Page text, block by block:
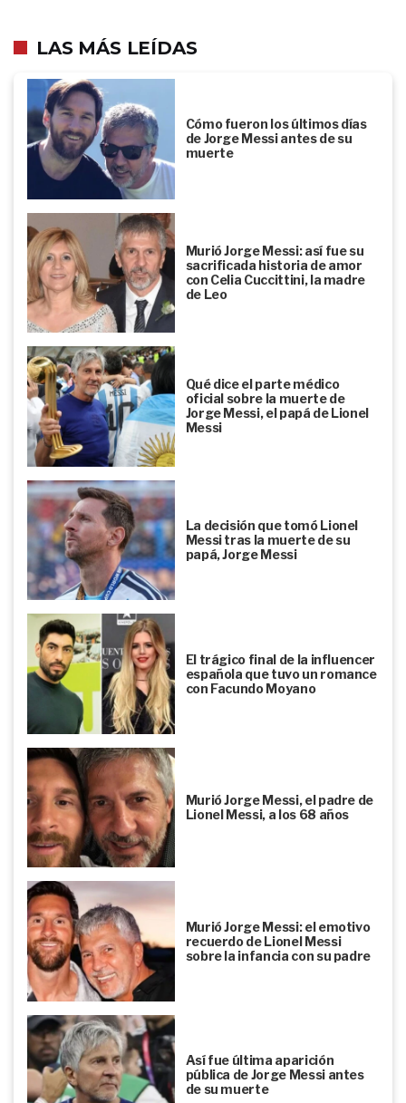
LAS MÁS LEÍDAS
Cómo fueron los últimos días
de Jorge Messi antes de su
muerte
Murió Jorge Messi: así fue su
sacrificada historia de amor
con Celia Cuccittini, la madre
de Leo
Qué dice el parte médico
oficial sobre la muerte de
Jorge Messi, el papá de Lionel
Messi
La decisión que tomó Lionel
Messi tras la muerte de su
papá, Jorge Messi
El trágico final de la influencer
española que tuvo un romance
con Facundo Moyano
Murió Jorge Messi, el padre de
Lionel Messi, a los 68 años
Murió Jorge Messi: el emotivo
recuerdo de Lionel Messi
sobre la infancia con su padre
Así fue última aparición
pública de Jorge Messi antes
de su muerte